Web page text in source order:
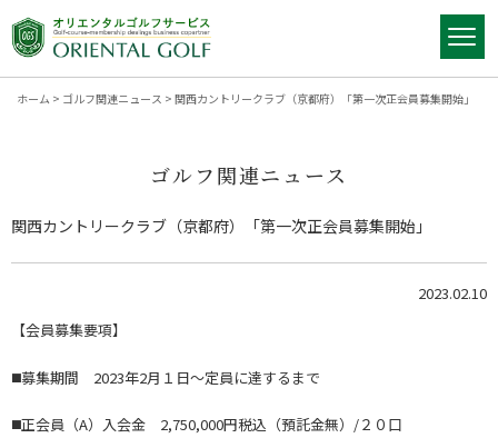
ホーム > ゴルフ関連ニュース > 関西カントリークラブ（京都府）「第一次正会員募集開始」
ゴルフ関連ニュース
関西カントリークラブ（京都府）「第一次正会員募集開始」
2023.02.10
【会員募集要項】
◼️募集期間 2023年2月１日～定員に達するまで
◼️正会員（A）入会金 2,750,000円税込（預託金無）/２０口